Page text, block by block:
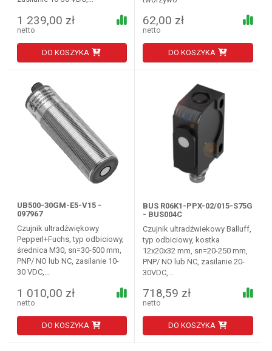
1 239,00 zł
netto
DO KOSZYKA
62,00 zł
netto
DO KOSZYKA
UB500-30GM-E5-V15 -
097967
Czujnik ultradźwiękowy
Pepperl+Fuchs, typ odbiciowy,
średnica M30, sn=30-500 mm,
PNP/ NO lub NC, zasilanie 10-
30 VDC,...
1 010,00 zł
netto
DO KOSZYKA
BUS R06K1-PPX-02/015-S75G
- BUS004C
Czujnik ultradźwiekowy Balluff,
typ odbiciowy, kostka
12x20x32 mm, sn=20-250 mm,
PNP/ NO lub NC, zasilanie 20-
30VDC,...
718,59 zł
netto
DO KOSZYKA